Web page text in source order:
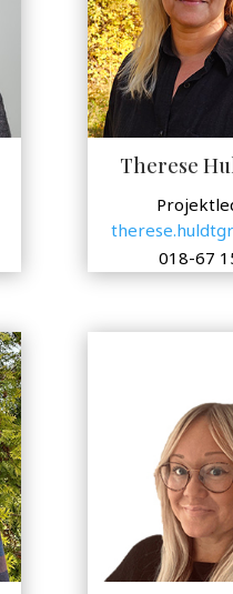
Therese
018-67